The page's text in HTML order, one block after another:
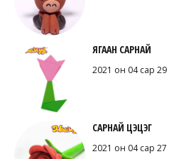
ЯГААН САРНАЙ
2021 он 04 сар 29
САРНАЙ ЦЭЦЭГ
2021 он 04 сар 27